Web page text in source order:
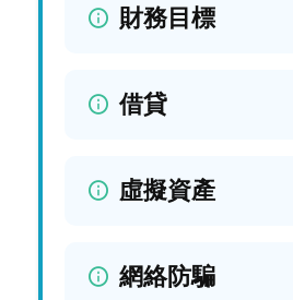
財務目標
借貸
虛擬資產
網絡防騙